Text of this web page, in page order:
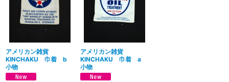
アメリカン雑貨
KINCHAKU 巾着 b
小物
アメリカン雑貨
KINCHAKU 巾着 a
小物